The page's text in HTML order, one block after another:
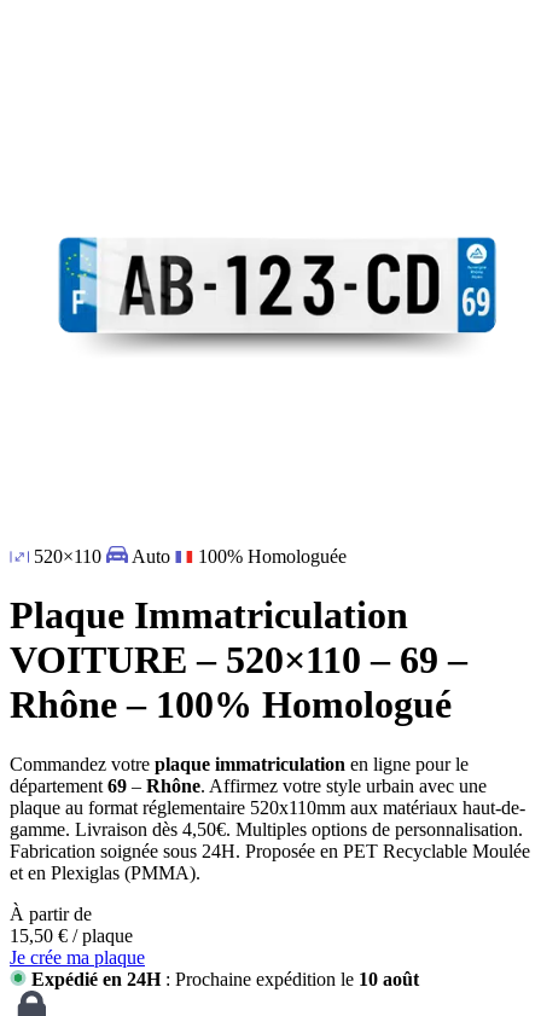
520×110 Auto 100% Homologuée
Plaque Immatriculation
VOITURE – 520×110 – 69 –
Rhône – 100% Homologué
Commandez votre plaque immatriculation en ligne pour le
département 69 – Rhône. Affirmez votre style urbain avec une
plaque au format réglementaire 520x110mm aux matériaux haut-de-
gamme. Livraison dès 4,50€. Multiples options de personnalisation.
Fabrication soignée sous 24H. Proposée en PET Recyclable Moulée
et en Plexiglas (PMMA).
À partir de
15,50 € / plaque
Je crée ma plaque
Expédié en 24H: Prochaine expédition le 10 août